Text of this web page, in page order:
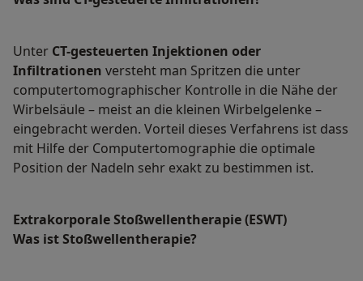
Unter CT-gesteuerten Injektionen oder
Infiltrationen versteht man Spritzen die unter
computertomographischer Kontrolle in die Nähe der
Wirbelsäule – meist an die kleinen Wirbelgelenke –
eingebracht werden. Vorteil dieses Verfahrens ist dass
mit Hilfe der Computertomographie die optimale
Position der Nadeln sehr exakt zu bestimmen ist.
Extrakorporale Stoßwellentherapie (ESWT)
Was ist Stoßwellentherapie?